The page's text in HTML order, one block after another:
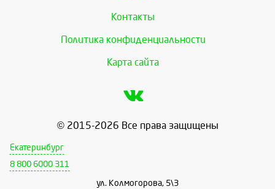
Контакты
Политика конфиденциальности
Карта сайта
© 2015-2026 Все права защищены
Екатеринбург
8 800 6000 311
ул. Колмогорова, 5\3